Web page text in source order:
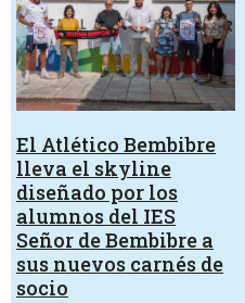
El Atlético Bembibre
lleva el skyline
diseñado por los
alumnos del IES
Señor de Bembibre a
sus nuevos carnés de
socio